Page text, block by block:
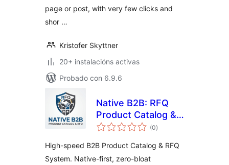
page or post, with very few clicks and
shor …
Kristofer Skyttner
20+ instalacións activas
Probado con 6.9.6
Native B2B: RFQ
Product Catalog &
Inquiry Form(0valoracións
totais
)
High-speed B2B Product Catalog & RFQ
System. Native-first, zero-bloat